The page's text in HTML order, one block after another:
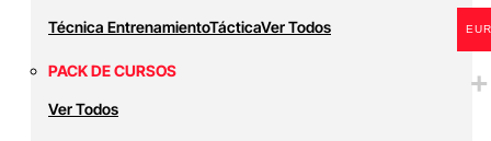
Técnica EntrenamientoTácticaVer Todos
PACK DE CURSOS
Ver Todos
EUR